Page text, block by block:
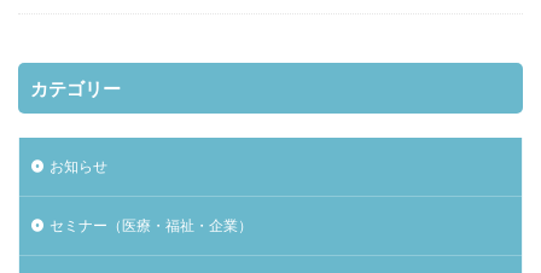
カテゴリー
お知らせ
セミナー（医療・福祉・企業）